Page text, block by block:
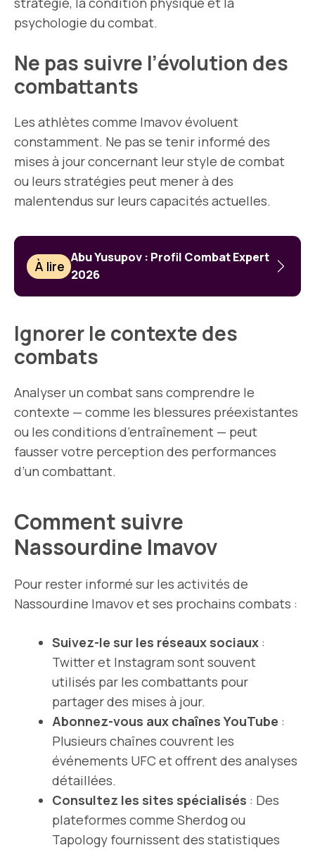
psychologie du combat.
Ne pas suivre l’évolution des
combattants
Les athlètes comme Imavov évoluent
constamment. Ne pas se tenir informé des
mises à jour concernant leur style de combat
ou leurs stratégies peut mener à des
malentendus sur leurs capacités actuelles.
À lire
Abu Yusupov : Profil Combat Expert
2026
Ignorer le contexte des
combats
Analyser un combat sans comprendre le
contexte — comme les blessures préexistantes
ou les conditions d’entraînement — peut
fausser votre perception des performances
d’un combattant.
Comment suivre
Nassourdine Imavov
Pour rester informé sur les activités de
Nassourdine Imavov et ses prochains combats :
Suivez-le sur les réseaux sociaux :
Twitter et Instagram sont souvent
utilisés par les combattants pour
partager des mises à jour.
Abonnez-vous aux chaînes YouTube :
Plusieurs chaînes couvrent les
événements UFC et offrent des analyses
détaillées.
Consultez les sites spécialisés : Des
plateformes comme Sherdog ou
Tapology fournissent des statistiques